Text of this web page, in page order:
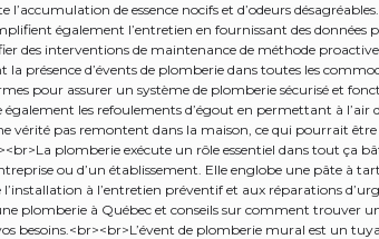
l’accumulation de essence nocifs et d’odeurs
également l’entretien en fournissant des données
des interventions de maintenance de méthode
la présence d’évents de plomberie dans toutes les
pour assurer un système de plomberie sécurisé et
les refoulements d’égout en permettant à l’air
vérité pas remontent dans la maison, ce qui pourrait
plomberie exécute un rôle essentiel dans tout ça
ou d’un établissement. Elle englobe une pâte à
à l’entretien préventif et aux réparations
plomberie à Québec et conseils sur comment trouver
besoins.<br><br>L’évent de plomberie mural est un